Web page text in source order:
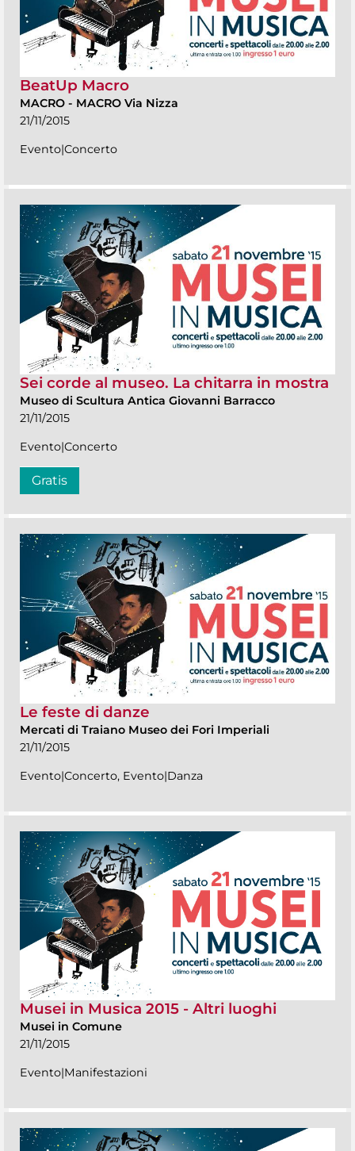
BeatUp Macro
MACRO - MACRO Via Nizza
21/11/2015
Evento|Concerto
Sei corde al museo. La chitarra in mostra
Museo di Scultura Antica Giovanni Barracco
21/11/2015
Evento|Concerto
Gratis
Le feste di danze
Mercati di Traiano Museo dei Fori Imperiali
21/11/2015
Evento|Concerto, Evento|Danza
Musei in Musica 2015 - Altri luoghi
Musei in Comune
21/11/2015
Evento|Manifestazioni